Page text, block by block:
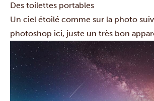
Des toilettes portables
Un ciel étoilé comme sur la photo
photoshop ici, juste un très bon